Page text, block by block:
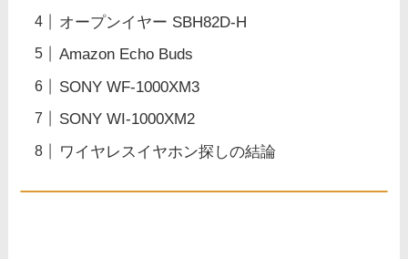
オープンイヤー SBH82D-H
Amazon Echo Buds
SONY WF-1000XM3
SONY WI-1000XM2
ワイヤレスイヤホン探しの結論